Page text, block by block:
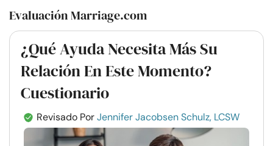
Evaluación Marriage.com
¿Qué Ayuda Necesita Más Su
Relación En Este Momento?
Cuestionario
Revisado PorJennifer Jacobsen Schulz, LCSW